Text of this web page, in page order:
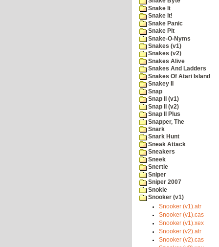
Snake It
Snake It!
Snake Panic
Snake Pit
Snake-O-Nyms
Snakes (v1)
Snakes (v2)
Snakes Alive
Snakes And Ladders
Snakes Of Atari Island
Snakey II
Snap
Snap II (v1)
Snap II (v2)
Snap II Plus
Snapper, The
Snark
Snark Hunt
Sneak Attack
Sneakers
Sneek
Snertle
Sniper
Sniper 2007
Snokie
Snooker (v1)
Snooker (v1).atr
Snooker (v1).cas
Snooker (v1).xex
Snooker (v2).atr
Snooker (v2).cas